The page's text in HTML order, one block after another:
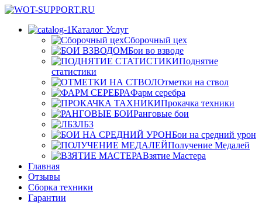
Каталог Услуг
Сборочный цех
Бои во взводе
Поднятие
статистики
Отметки на ствол
Фарм серебра
Прокачка техники
Ранговые бои
ЛБЗ
Бои на средний урон
Получение Медалей
Взятие Мастера
Главная
Отзывы
Сборка техники
Гарантии